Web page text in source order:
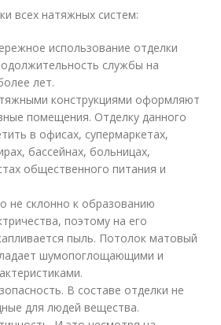
всех натяжных систем:
использование отделки
службы на
лет.
конструкциями оформляют
помещения. Отделку данного
в офисах, супермаркетах,
бассейнах, больницах,
общественного питания и
не склонно к образованию
поэтому на его
пыль. Потолок матовый
шумопоглощающими и
В составе отделки не
для людей вещества.